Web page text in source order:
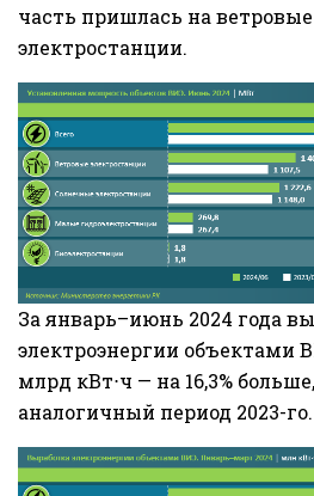
часть пришлась на
электростанции.
За январь–июнь 2024 года
электроэнергии объектами
млрд кВт⋅ч — на 16,3%
аналогичный период 2023-го.